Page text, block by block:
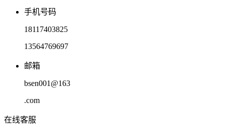
手机号码
18117403825
13564769697
邮箱
bsen001@163
.com
在线客服